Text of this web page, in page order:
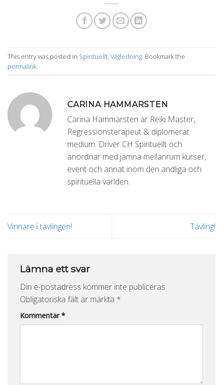
This entry was posted in Spirituellt, Vägledning. Bookmark the
permalink.
CARINA HAMMARSTEN
Carina Hammarsten är Reiki Master,
Regressionsterapeut & diplomerat
medium. Driver CH Spirituellt och
anordnar med jämna mellanrum kurser,
event och annat inom den andliga och
spirituella världen.
Vinnare i tävlingen! Tävling!
Lämna ett svar
Din e-postadress kommer inte publiceras.
Obligatoriska fält är märkta *
Kommentar*